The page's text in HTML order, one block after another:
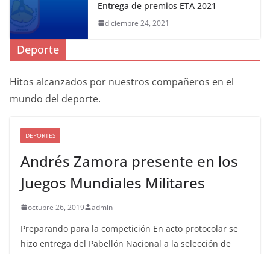
Entrega de premios ETA 2021
diciembre 24, 2021
Deporte
Hitos alcanzados por nuestros compañeros en el
mundo del deporte.
DEPORTES
Andrés Zamora presente en los
Juegos Mundiales Militares
octubre 26, 2019 admin
Preparando para la competición En acto protocolar se
hizo entrega del Pabellón Nacional a la selección de